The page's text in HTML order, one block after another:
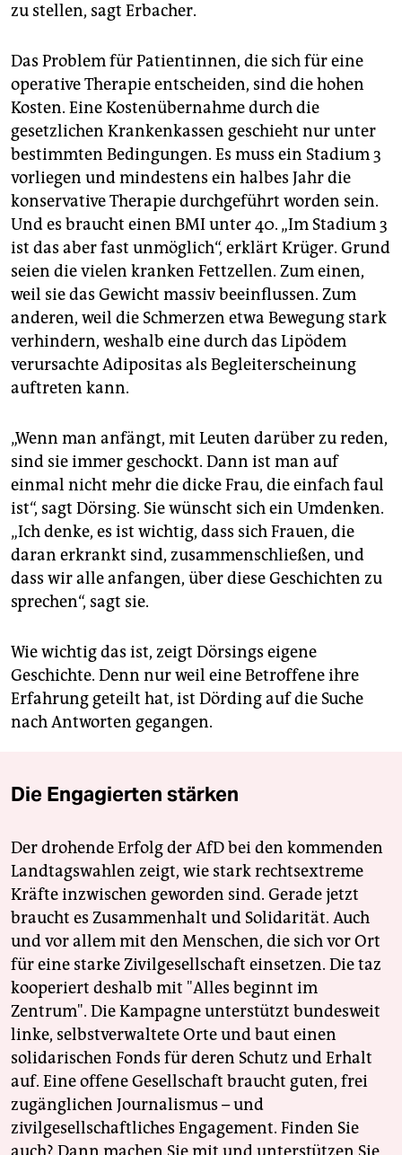
zu stellen, sagt Erbacher.
Das Problem für Patientinnen, die sich für eine
operative Therapie entscheiden, sind die hohen
Kosten. Eine Kostenübernahme durch die
gesetzlichen Krankenkassen geschieht nur unter
bestimmten Bedingungen. Es muss ein Stadium 3
vorliegen und mindestens ein halbes Jahr die
konservative Therapie durchgeführt worden sein.
Und es braucht einen BMI unter 40. „Im Stadium 3
ist das aber fast unmöglich“, erklärt Krüger. Grund
seien die vielen kranken Fettzellen. Zum einen,
weil sie das Gewicht massiv beeinflussen. Zum
anderen, weil die Schmerzen etwa Bewegung stark
verhindern, weshalb eine durch das Lipödem
verursachte Adipositas als Begleiterscheinung
auftreten kann.
„Wenn man anfängt, mit Leuten darüber zu reden,
sind sie immer geschockt. Dann ist man auf
einmal nicht mehr die dicke Frau, die einfach faul
ist“, sagt Dörsing. Sie wünscht sich ein Umdenken.
„Ich denke, es ist wichtig, dass sich Frauen, die
daran erkrankt sind, zusammenschließen, und
dass wir alle anfangen, über diese Geschichten zu
sprechen“, sagt sie.
Wie wichtig das ist, zeigt Dörsings eigene
Geschichte. Denn nur weil eine Betroffene ihre
Erfahrung geteilt hat, ist Dörding auf die Suche
nach Antworten gegangen.
Die Engagierten stärken
Der drohende Erfolg der AfD bei den kommenden
Landtagswahlen zeigt, wie stark rechtsextreme
Kräfte inzwischen geworden sind. Gerade jetzt
braucht es Zusammenhalt und Solidarität. Auch
und vor allem mit den Menschen, die sich vor Ort
für eine starke Zivilgesellschaft einsetzen. Die taz
kooperiert deshalb mit "Alles beginnt im
Zentrum". Die Kampagne unterstützt bundesweit
linke, selbstverwaltete Orte und baut einen
solidarischen Fonds für deren Schutz und Erhalt
auf. Eine offene Gesellschaft braucht guten, frei
zugänglichen Journalismus – und
zivilgesellschaftliches Engagement. Finden Sie